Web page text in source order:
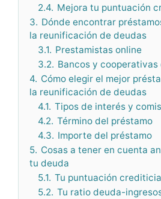
2.4. Mejora tu puntuación
3. Dónde encontrar
la reunificación de deudas
3.1. Prestamistas online
3.2. Bancos y
4. Cómo elegir el mejor
la reunificación de deudas
4.1. Tipos de interés y
4.2. Término del préstamo
4.3. Importe del préstamo
5. Cosas a tener en cuenta
tu deuda
5.1. Tu puntuación crediticia
5.2. Tu ratio deuda-